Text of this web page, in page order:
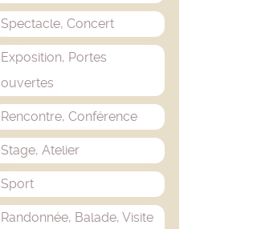
Spectacle, Concert
Exposition, Portes
ouvertes
Rencontre, Conférence
Stage, Atelier
Sport
Randonnée, Balade, Visite